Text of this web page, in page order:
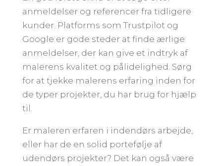
anmeldelser og referencer fra tidligere
kunder. Platforms som Trustpilot og
Google er gode steder at finde ærlige
anmeldelser, der kan give et indtryk af
malerens kvalitet og pålidelighed. Sørg
for at tjekke malerens erfaring inden for
de typer projekter, du har brug for hjælp
til.
Er maleren erfaren i indendørs arbejde,
eller har de en solid portefølje af
udendørs projekter? Det kan også være